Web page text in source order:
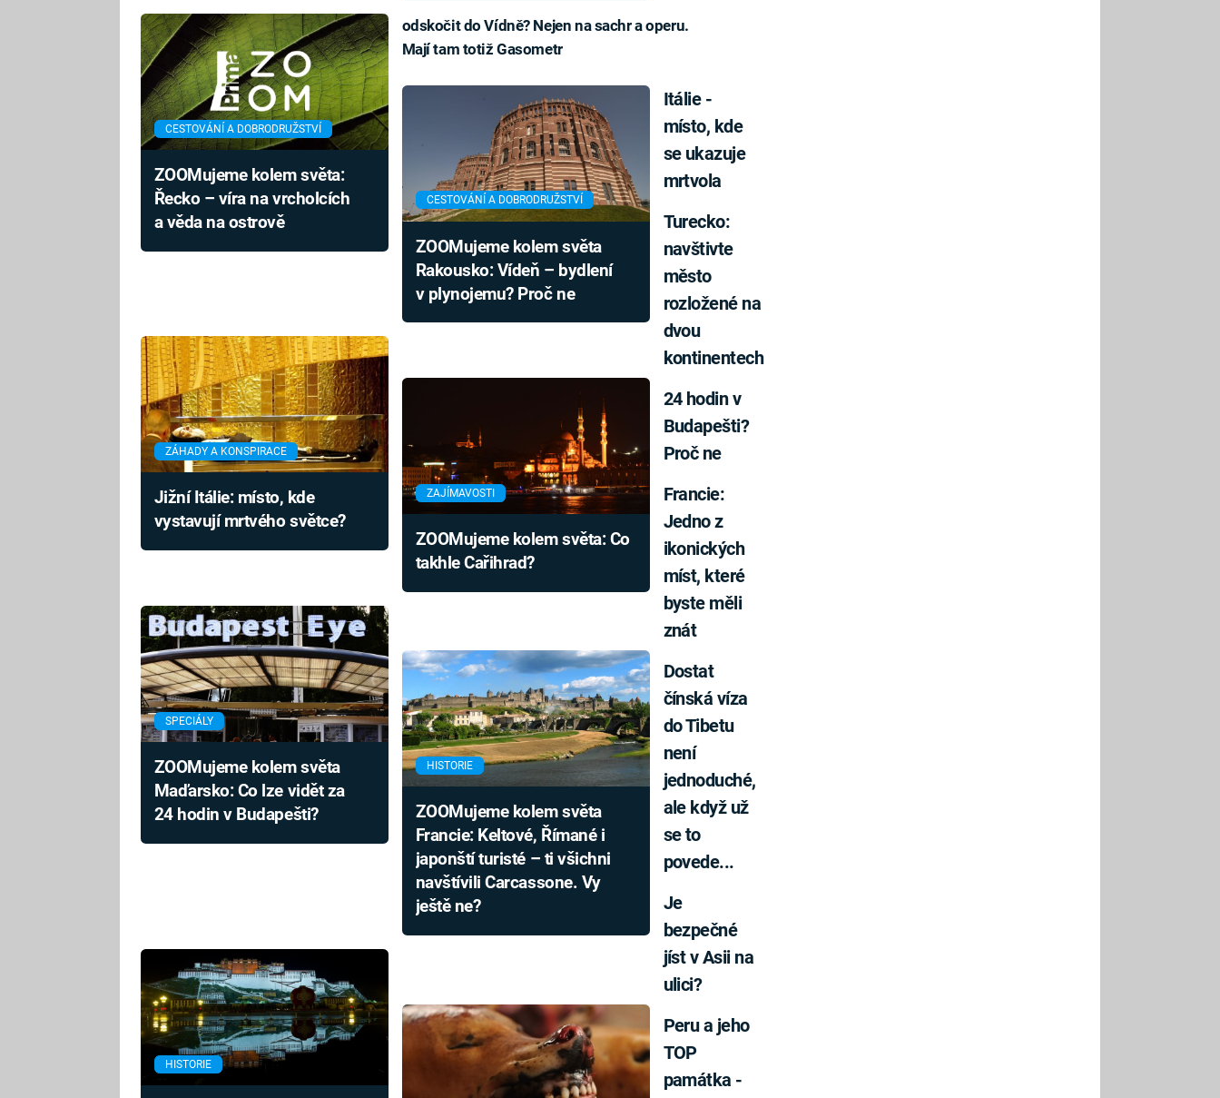
CESTOVÁNÍ A DOBRODRUŽSTVÍ
ZOOMujeme kolem světa:
Řecko – víra na vrcholcích
a věda na ostrově
odskočit do Vídně? Nejen na sachr a operu.
Mají tam totiž Gasometr
CESTOVÁNÍ A DOBRODRUŽSTVÍ
ZOOMujeme kolem světa
Rakousko: Vídeň – bydlení
v plynojemu? Proč ne
Itálie -
místo, kde
se ukazuje
mrtvola
ZÁHADY A KONSPIRACE
Jižní Itálie: místo, kde
vystavují mrtvého světce?
Turecko:
navštivte
město
rozložené na
dvou
kontinentech
ZAJÍMAVOSTI
ZOOMujeme kolem světa: Co
takhle Cařihrad?
24 hodin v
Budapešti?
Proč ne
SPECIÁLY
ZOOMujeme kolem světa
Maďarsko: Co lze vidět za
24 hodin v Budapešti?
Francie:
Jedno z
ikonických
míst, které
byste měli
znát
HISTORIE
ZOOMujeme kolem světa
Francie: Keltové, Římané i
japonští turisté – ti všichni
navštívili Carcassone. Vy
ještě ne?
Dostat
čínská víza
do Tibetu
není
jednoduché,
ale když už
se to
povede...
HISTORIE
Je
bezpečné
jíst v Asii na
ulici?
Peru a jeho
TOP
památka -